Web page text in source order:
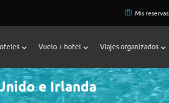
Mis reservas
Vuelo + hotel Viajes organizados
e Irlanda